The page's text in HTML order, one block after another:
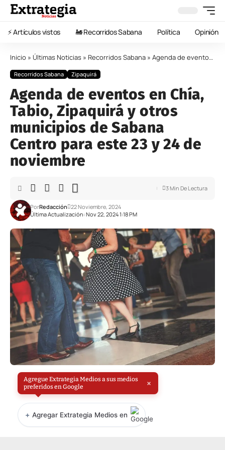
⚡️ Artículos vistos 🚂 Recorridos Sabana Política Opinión
Inicio » Últimas Noticias » Recorridos Sabana » Agenda de eventos en Chía, Tabio, Zipaquirá y otros municipios de Sabana Centro para este 23 y 24 de noviembre
Recorridos Sabana Zipaquirá
Agenda de eventos en Chía,
Tabio, Zipaquirá y otros
municipios de Sabana
Centro para este 23 y 24 de
noviembre
Última Actualización: Nov 22, 2024 1:18 PM
PorRedacción 22 Noviembre, 2024
3 Min De Lectura
Agregue Extrategia Medios a sus medios
preferidos en Google
×
+ Agregar Extrategia Medios en